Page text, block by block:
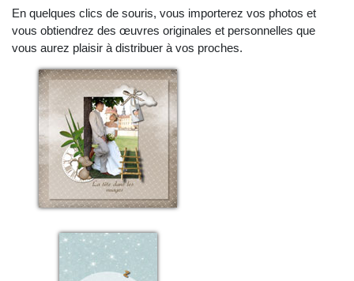
En quelques clics de souris, vous importerez vos photos et
vous obtiendrez des œuvres originales et personnelles que
vous aurez plaisir à distribuer à vos proches.